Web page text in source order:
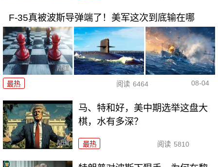
F-35真被波斯导弹端了！美军这次到底输在哪
最热 阅读 6464 08-04
马、特和好，美中期选举这盘大
棋，水有多深？
最热 阅读 5810